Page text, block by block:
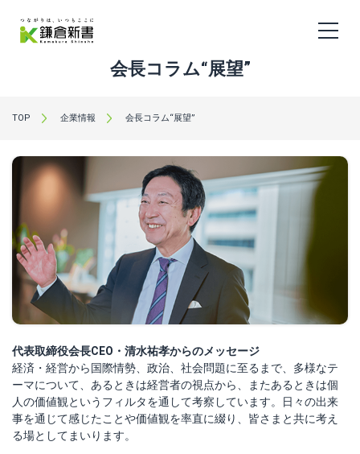
会長コラム“展望”
TOP 企業情報 会長コラム“展望”
代表取締役会長CEO・清水祐孝からのメッセージ
経済・経営から国際情勢、政治、社会問題に至るまで、多様なテ
ーマについて、あるときは経営者の視点から、またあるときは個
人の価値観というフィルタを通して考察しています。日々の出来
事を通じて感じたことや価値観を率直に綴り、皆さまと共に考え
る場としてまいります。